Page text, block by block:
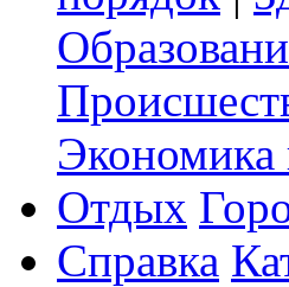
Экономика
Отдых
Справка